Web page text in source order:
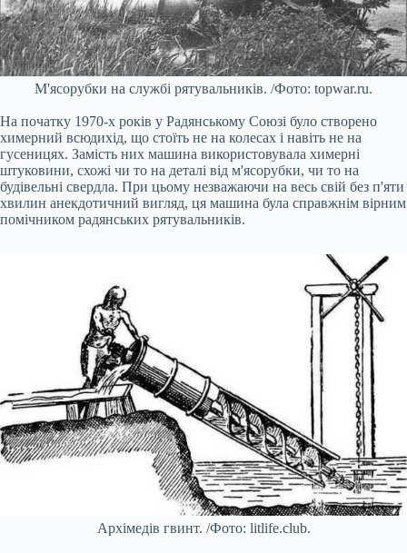
М'ясорубки на службі рятувальників. /Фото: topwar.ru.
На початку 1970-х років у Радянському Союзі було створено
химерний всюдихід, що стоїть не на колесах і навіть не на
гусеницях. Замість них машина використовувала химерні
штуковини, схожі чи то на деталі від м'ясорубки, чи то на
будівельні свердла. При цьому незважаючи на весь свій без п'яти
хвилин анекдотичний вигляд, ця машина була справжнім вірним
помічником радянських рятувальників.
Архімедів гвинт. /Фото: litlife.club.